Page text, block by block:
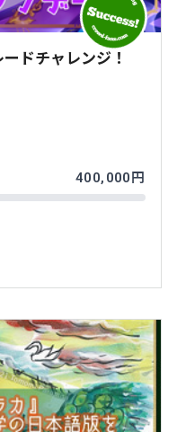
ドチャレンジ！
400,000円